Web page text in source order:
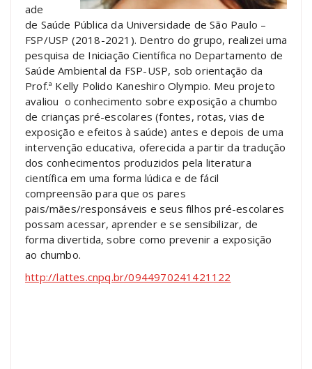
ade
de Saúde Pública da Universidade de São Paulo –
FSP/USP (2018-2021). Dentro do grupo, realizei uma
pesquisa de Iniciação Científica no Departamento de
Saúde Ambiental da FSP-USP, sob orientação da
Prof.ª Kelly Polido Kaneshiro Olympio. Meu projeto
avaliou o conhecimento sobre exposição a chumbo
de crianças pré-escolares (fontes, rotas, vias de
exposição e efeitos à saúde) antes e depois de uma
intervenção educativa, oferecida a partir da tradução
dos conhecimentos produzidos pela literatura
científica em uma forma lúdica e de fácil
compreensão para que os pares
pais/mães/responsáveis e seus filhos pré-escolares
possam acessar, aprender e se sensibilizar, de
forma divertida, sobre como prevenir a exposição
ao chumbo.
http://lattes.cnpq.br/0944970241421122